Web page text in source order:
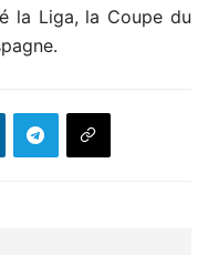
la Liga, la Coupe du